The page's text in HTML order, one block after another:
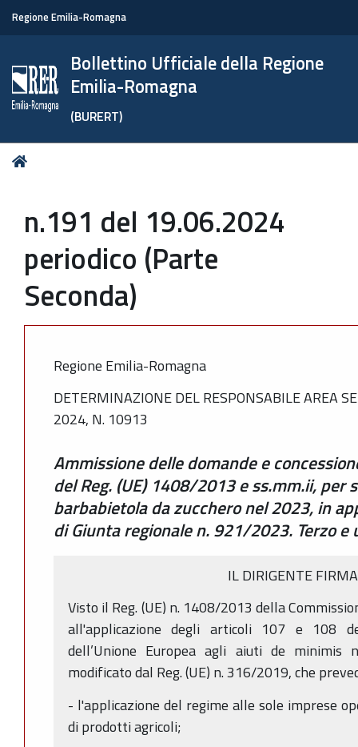
Regione Emilia-Romagna
Bollettino Ufficiale della Regione
Emilia-Romagna
(BURERT)
Tu
n.191 del 19.06.2024
periodico (Parte
Seconda)
Regione Emilia-Romagna
DETERMINAZIONE DEL RESPONSABILE AREA
2024, N. 10913
Ammissione delle domande e
del Reg. (UE) 1408/2013 e ss.mm.ii, per
barbabietola da zucchero nel 2023, in
di Giunta regionale n. 921/2023. Terzo
IL DIRIGENTE
Visto il Reg. (UE) n. 1408/2013 della
all'applicazione degli articoli 107 e 108
dell’Unione Europea agli aiuti de minimis
modificato dal Reg. (UE) n. 316/2019, che
- l'applicazione del regime alle sole imprese
di prodotti agricoli;